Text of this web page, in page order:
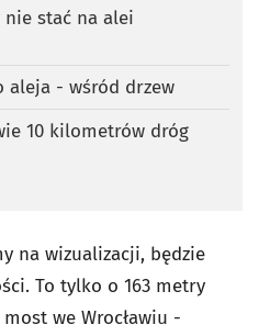
stać na alei
aleja - wśród drzew
10 kilometrów dróg
na wizualizacji, będzie
To tylko o 163 metry
we Wrocławiu -